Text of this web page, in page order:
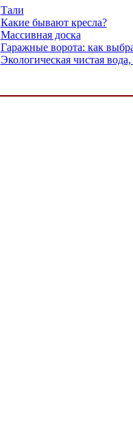
Тали
Какие бывают кресла?
Массивная доска
Гаражные ворота: как
Экологическая чистая